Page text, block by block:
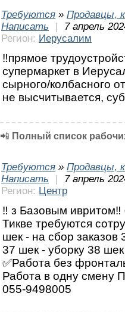
Требуются » Продавцы,
Написать
|
7 апрель
Регион: Иерусалим
‼️прямое
супермаркет в
сырного/колбасного
не высчитывается,
📲 Полный список
Требуются » Продавцы,
Написать
|
7 апрель
Регион: Центр
‼️ з Базовым ивритом‼️
Тикве требуются
шек - на сбор
37 шек - уборку 38
✅Работа без
Работа в одну смену
055-9498005